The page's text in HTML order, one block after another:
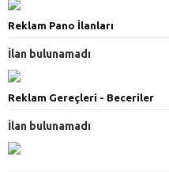
Reklam Pano İlanları
İlan bulunamadı
Reklam Gereçleri - Beceriler
İlan bulunamadı